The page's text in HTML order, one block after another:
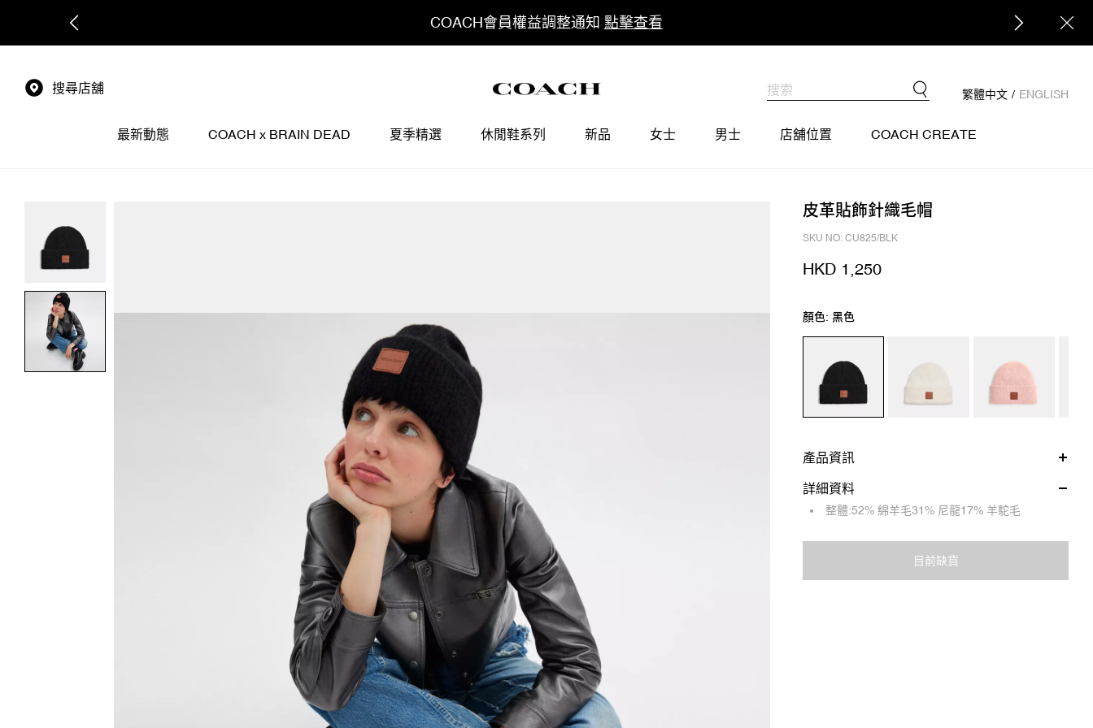
COACH會員權益調整通知 點擊查看
搜尋店舖 繁體中文 / ENGLISH
最新動態 COACH x BRAIN DEAD 夏季精選 休閒鞋系列 新品 女士 男士 店舖位置 COACH CREATE
皮革貼飾針織毛帽
SKU NO: CU825/BLK
HKD 1,250
顏色: 黑色
產品資訊
詳細資料
整體:52% 綿羊毛31% 尼龍17% 羊駝毛
目前缺貨